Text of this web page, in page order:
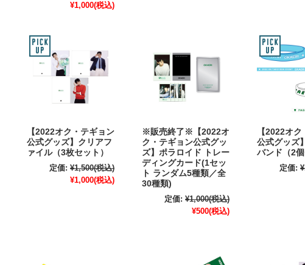
¥1,000(税込)
【2022オク・テギョン
公式グッズ】クリアフ
ァイル（3枚セット）
定価: ¥1,500(税込)
¥1,000(税込)
※販売終了※【2022オ
ク・テギョン公式グッ
ズ】ポラロイド トレー
ディングカード(1セッ
ト ランダム5種類／全
30種類)
定価: ¥1,000(税込)
¥500(税込)
【2022オ
公式グッズ
バンド（2個
定価: